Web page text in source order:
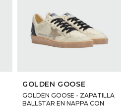
GOLDEN GOOSE
GOLDEN GOOSE - ZAPATILLA
BALLSTAR EN NAPPA CON